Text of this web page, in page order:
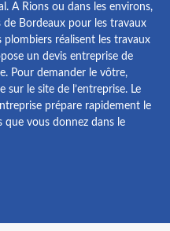
A Rions ou dans les environs,
de Bordeaux pour les travaux
plombiers réalisent les travaux
un devis entreprise de
Pour demander le vôtre,
sur le site de l’entreprise. Le
prépare rapidement le
vous donnez dans le